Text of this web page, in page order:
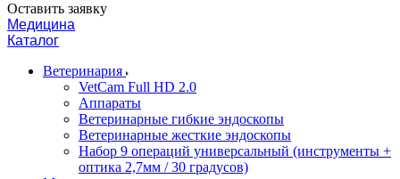
Оставить заявку
Медицина
Каталог
Ветеринария
VetCam Full HD 2.0
Аппараты
Ветеринарные гибкие эндоскопы
Ветеринарные жесткие эндоскопы
Набор 9 операций универсальный (инструменты +
оптика 2,7мм / 30 градусов)